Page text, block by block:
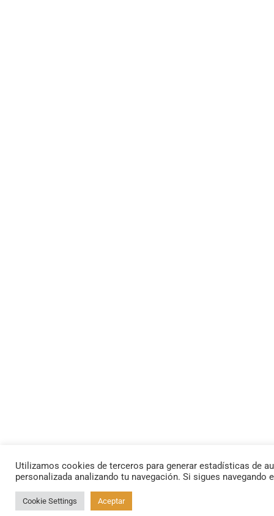
By using this site, you agree to thePrivacy Policy
Utilizamos cookies de terceros para generar estadísticas de
personalizada analizando tu navegación. Si sigues navegando
Cookie Settings Aceptar